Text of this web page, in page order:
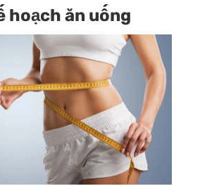
hoạch ăn uống